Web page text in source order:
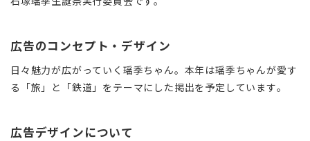
広告のコンセプト・デザイン
日々魅力が広がっていく瑶季ちゃん。本年は瑶季ちゃんが愛す
る「旅」と「鉄道」をテーマにした掲出を予定しています。
広告デザインについて